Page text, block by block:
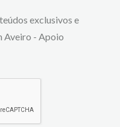
exclusivos e
Aveiro - Apoio